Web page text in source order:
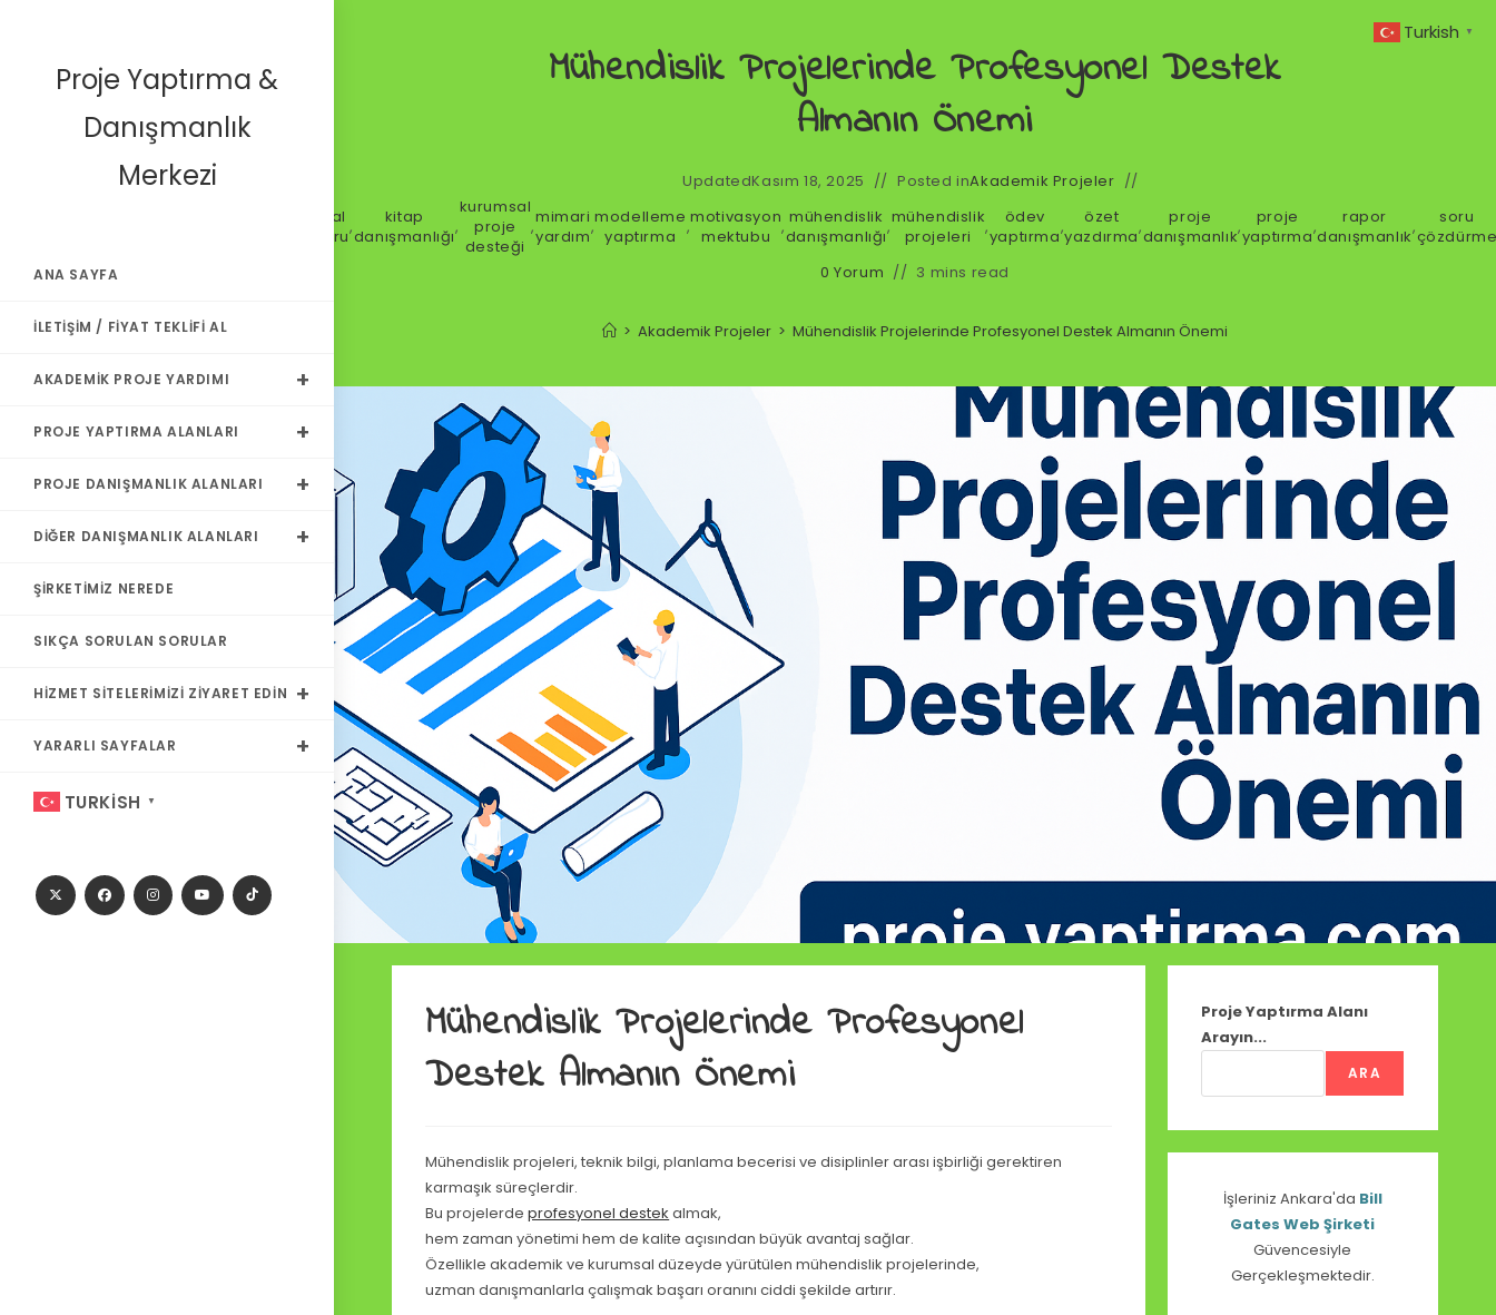
Proje Yaptırma &
Danışmanlık
Merkezi
ANA SAYFA
İLETIŞIM / FIYAT TEKLIFI AL
AKADEMIK PROJE YARDIMI
PROJE YAPTIRMA ALANLARI
PROJE DANIŞMANLIK ALANLARI
DIĞER DANIŞMANLIK ALANLARI
ŞIRKETIMIZ NEREDE
SIKÇA SORULAN SORULAR
HIZMET SITELERIMIZI ZIYARET EDIN
YARARLI SAYFALAR
TURKISH ▼
Mühendislik Projelerinde Profesyonel Destek
Almanın Önemi
UpdatedKasım 18, 2025 Posted inAkademik Projeler
intihal
raporu,
kitap
danışmanlığı,
kurumsal
proje
desteği
,mimari
yardım,modelleme
yaptırma ,motivasyon
mektubu , mühendislik
danışmanlığı,mühendislik
projeleri
,
ödev
yaptırma,
özet
yazdırma,
proje
danışmanlık,
proje
yaptırma,
rapor
danışmanlık,
soru
0 Yorum
3 mins read
> Akademik Projeler > Mühendislik Projelerinde Profesyonel Destek Almanın Önemi
Mühendislik Projelerinde Profesyonel
Destek Almanın Önemi
Mühendislik projeleri, teknik bilgi, planlama becerisi ve disiplinler arası işbirliği gerektiren
karmaşık süreçlerdir.
Bu projelerdeprofesyonel destek almak,
hem zaman yönetimi hem de kalite açısından büyük avantaj sağlar.
Özellikle akademik ve kurumsal düzeyde yürütülen mühendislik projelerinde,
uzman danışmanlarla çalışmak başarı oranını ciddi şekilde artırır.
Proje Yaptırma Alanı
Arayın...
ARA
İşleriniz Ankara'da Bill
Gates Web Şirketi
Güvencesiyle
Gerçekleşmektedir.
Turkish ▼